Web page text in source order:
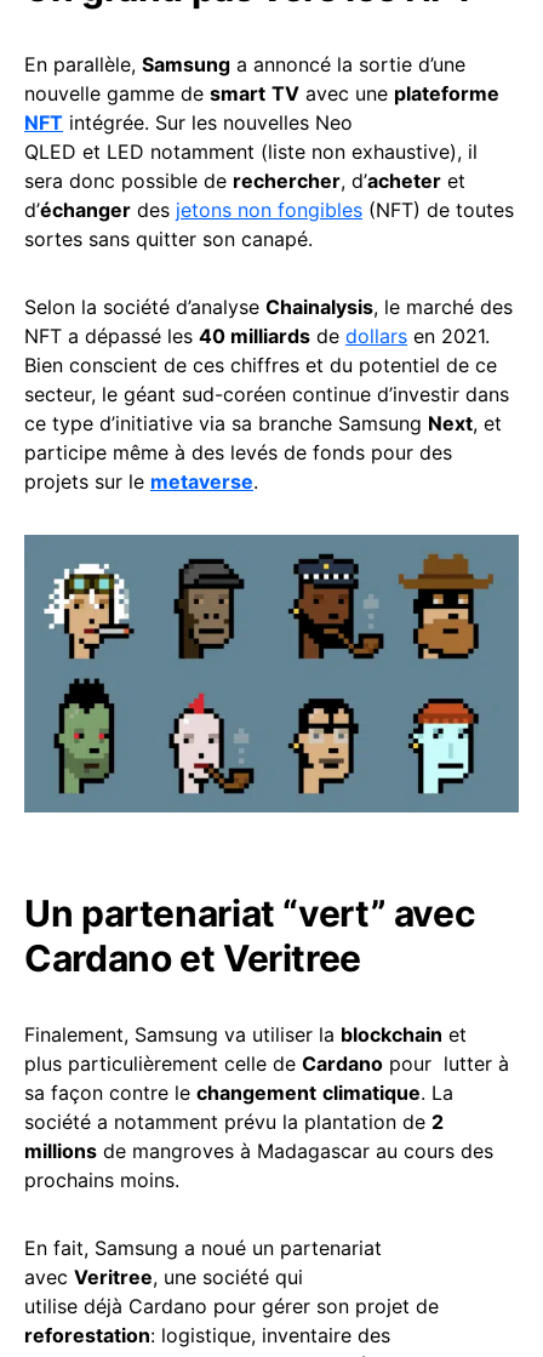
En parallèle, Samsung a annoncé la sortie d’une
nouvelle gamme de smart TV avec une plateforme
NFT intégrée. Sur les nouvelles Neo
QLED et LED notamment (liste non exhaustive), il
sera donc possible de rechercher, d’acheter et
d’échanger des jetons non fongibles (NFT) de toutes
sortes sans quitter son canapé.
Selon la société d’analyse Chainalysis, le marché des
NFT a dépassé les 40 milliards de dollars en 2021.
Bien conscient de ces chiffres et du potentiel de ce
secteur, le géant sud-coréen continue d’investir dans
ce type d’initiative via sa branche Samsung Next, et
participe même à des levés de fonds pour des
projets sur le metaverse.
Un partenariat “vert” avec
Cardano et Veritree
Finalement, Samsung va utiliser la blockchain et
plus particulièrement celle de Cardano pour lutter à
sa façon contre le changement climatique. La
société a notamment prévu la plantation de 2
millions de mangroves à Madagascar au cours des
prochains moins.
En fait, Samsung a noué un partenariat
avec Veritree, une société qui
utilise déjà Cardano pour gérer son projet de
reforestation: logistique, inventaire des